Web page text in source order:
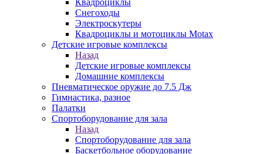
Квадроциклы
Снегоходы
Электроскутеры
Квадроциклы и мотоциклы Motax
Детские игровые комплексы
Назад
Детские игровые комплексы
Домашние комплексы
Пневматическое оружие до 7.5 Дж
Гимнастика, разное
Палатки
Спортоборудование для зала
Назад
Спортоборудование для зала
Баскетбольное оборудование